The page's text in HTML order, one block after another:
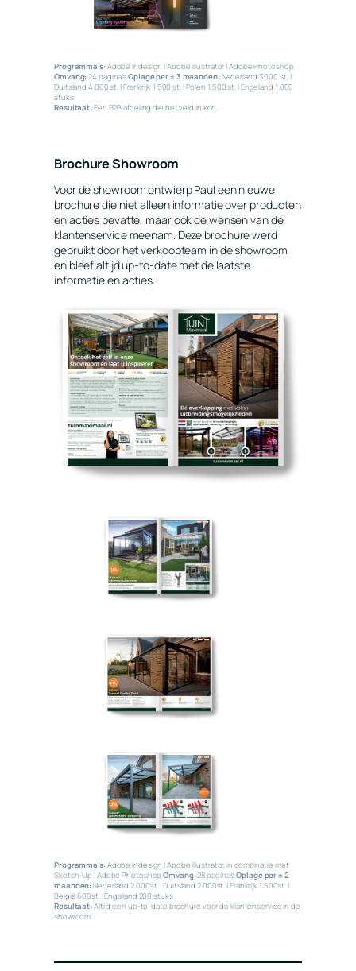
Programma’s:Adobe Indesign | Abobe illustrator | Adobe Photoshop
Omvang:24 pagina’sOplage per ± 3 maanden:Nederland 3.000 st. |
Duitsland 4.000 st. | Frankrijk 1.500 st. | Polen 1.500 st. | Engeland 1.000
stuks
Resultaat:Een B2B afdeling die het veld in kon.
Brochure Showroom
Voor de showroom ontwierp Paul een nieuwe
brochure die niet alleen informatie over producten
en acties bevatte, maar ook de wensen van de
klantenservice meenam. Deze brochure werd
gebruikt door het verkoopteam in de showroom
en bleef altijd up-to-date met de laatste
informatie en acties.
Programma’s:Adobe Indesign | Abobe illustrator, in combinatie met
Sketch-Up | Adobe PhotoshopOmvang:28 pagina’sOplage per ± 2
maanden:Nederland 2.000st. | Duitsland 2.000st. | Frankrijk 1.500st. |
België 600st. | Engeland 200 stuks
Resultaat:Altijd een up-to-date brochure voor de klantenservice in de
showroom.